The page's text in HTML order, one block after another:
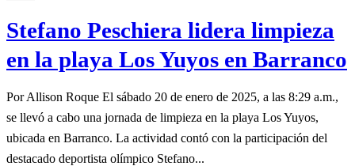
Stefano Peschiera lidera limpieza
en la playa Los Yuyos en Barranco
Por Allison Roque El sábado 20 de enero de 2025, a las 8:29 a.m.,
se llevó a cabo una jornada de limpieza en la playa Los Yuyos,
ubicada en Barranco. La actividad contó con la participación del
destacado deportista olímpico Stefano...